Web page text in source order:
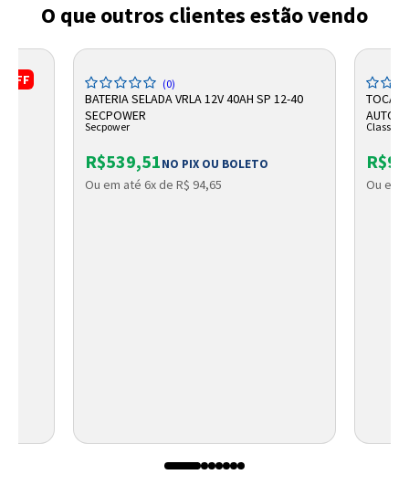
O que outros clientes estão vendo
OFF
(0)
BATERIA SELADA VRLA 12V 40AH SP 12-40
SECPOWER
Secpower
R$539,51NO PIX OU BOLETO
Ou em até 6x de R$ 94,65
TOCA
Classic
Ou em